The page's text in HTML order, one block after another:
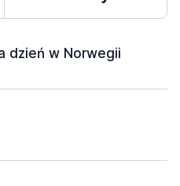
dzień w Norwegii